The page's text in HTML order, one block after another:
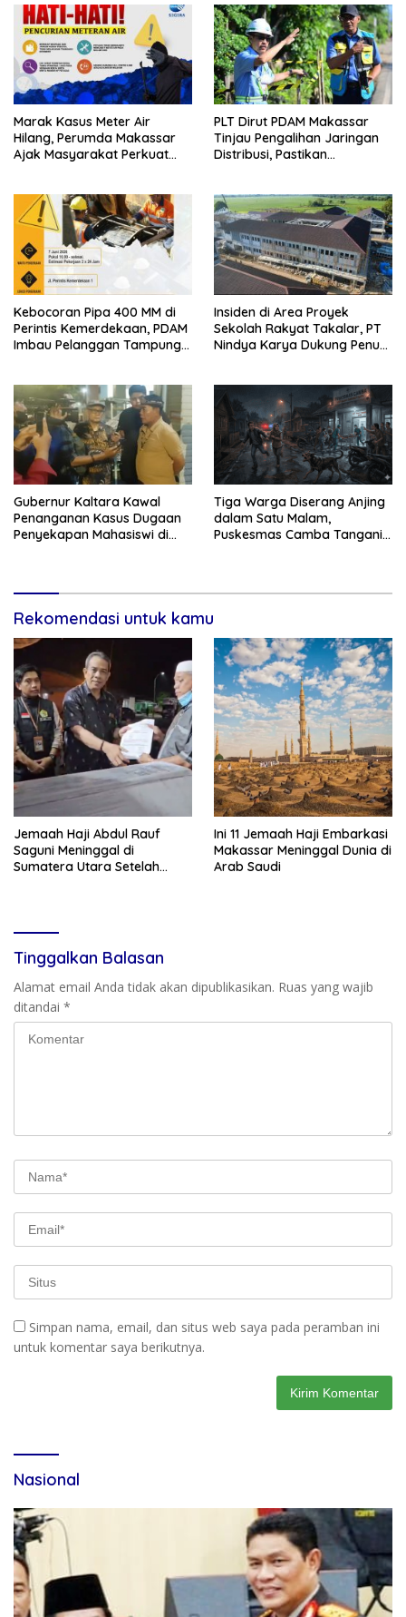
Marak Kasus Meter Air
Hilang, Perumda Makassar
Ajak Masyarakat Perkuat
PLT Dirut PDAM Makassar
Tinjau Pengalihan Jaringan
Distribusi, Pastikan
Kekurangan Air
Kebocoran Pipa 400 MM di
Perintis Kemerdekaan, PDAM
Imbau Pelanggan Tampung
Insiden di Area Proyek
Sekolah Rakyat Takalar, PT
Nindya Karya Dukung Penuh
Gubernur Kaltara Kawal
Penanganan Kasus Dugaan
Penyekapan Mahasiswi di
Tiga Warga Diserang Anjing
dalam Satu Malam,
Puskesmas Camba Tangani
Rekomendasi untuk kamu
Jemaah Haji Abdul Rauf
Saguni Meninggal di
Sumatera Utara Setelah
Ini 11 Jemaah Haji Embarkasi
Makassar Meninggal Dunia di
Arab Saudi
Tinggalkan Balasan
Alamat email Anda tidak akan dipublikasikan. Ruas yang wajib
ditandai *
Simpan nama, email, dan situs web saya pada peramban ini
untuk komentar saya berikutnya.
Nasional